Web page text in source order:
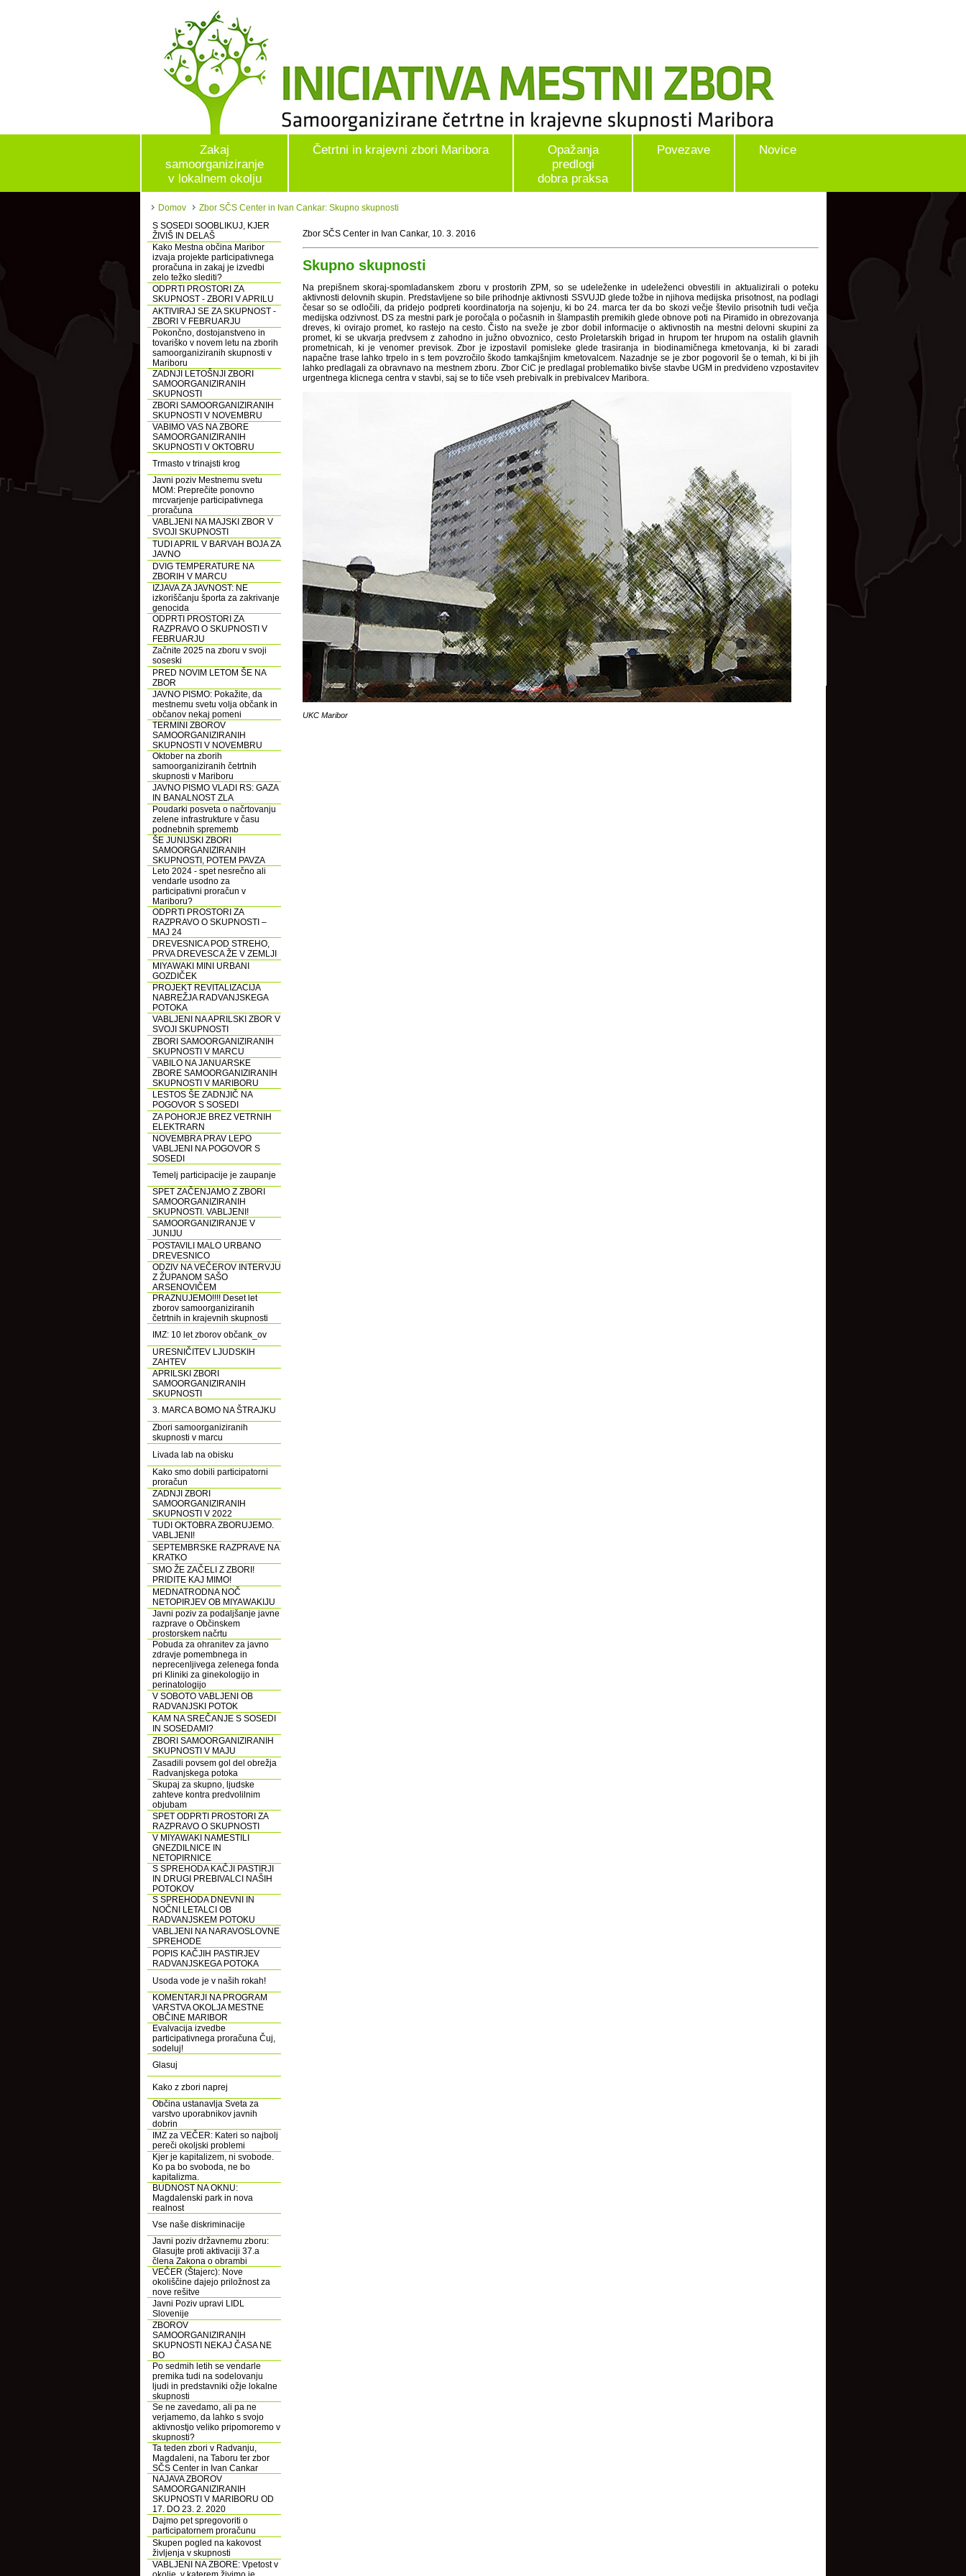
Zakaj
samoorganiziranje
v lokalnem okolju
Četrtni in krajevni zbori Maribora
Opažanja
predlogi
dobra praksa
Povezave Novice
Domov
Zbor SČS Center in Ivan Cankar: Skupno skupnosti
S SOSEDI SOOBLIKUJ, KJER
ŽIVIŠ IN DELAŠ
Kako Mestna občina Maribor
izvaja projekte participativnega
proračuna in zakaj je izvedbi
zelo težko slediti?
ODPRTI PROSTORI ZA
SKUPNOST - ZBORI V APRILU
AKTIVIRAJ SE ZA SKUPNOST -
ZBORI V FEBRUARJU
Pokončno, dostojanstveno in
tovariško v novem letu na zborih
samoorganiziranih skupnosti v
Mariboru
ZADNJI LETOŠNJI ZBORI
SAMOORGANIZIRANIH
SKUPNOSTI
ZBORI SAMOORGANIZIRANIH
SKUPNOSTI V NOVEMBRU
VABIMO VAS NA ZBORE
SAMOORGANIZIRANIH
SKUPNOSTI V OKTOBRU
Trmasto v trinajsti krog
Javni poziv Mestnemu svetu
MOM: Preprečite ponovno
mrcvarjenje participativnega
proračuna
VABLJENI NA MAJSKI ZBOR V
SVOJI SKUPNOSTI
TUDI APRIL V BARVAH BOJA ZA
JAVNO
DVIG TEMPERATURE NA
ZBORIH V MARCU
IZJAVA ZA JAVNOST: NE
izkoriščanju športa za zakrivanje
genocida
ODPRTI PROSTORI ZA
RAZPRAVO O SKUPNOSTI V
FEBRUARJU
Začnite 2025 na zboru v svoji
soseski
PRED NOVIM LETOM ŠE NA
ZBOR
JAVNO PISMO: Pokažite, da
mestnemu svetu volja občank in
občanov nekaj pomeni
TERMINI ZBOROV
SAMOORGANIZIRANIH
SKUPNOSTI V NOVEMBRU
Oktober na zborih
samoorganiziranih četrtnih
skupnosti v Mariboru
JAVNO PISMO VLADI RS: GAZA
IN BANALNOST ZLA
Poudarki posveta o načrtovanju
zelene infrastrukture v času
podnebnih sprememb
ŠE JUNIJSKI ZBORI
SAMOORGANIZIRANIH
SKUPNOSTI, POTEM PAVZA
Leto 2024 - spet nesrečno ali
vendarle usodno za
participativni proračun v
Mariboru?
ODPRTI PROSTORI ZA
RAZPRAVO O SKUPNOSTI –
MAJ 24
DREVESNICA POD STREHO,
PRVA DREVESCA ŽE V ZEMLJI
MIYAWAKI MINI URBANI
GOZDIČEK
PROJEKT REVITALIZACIJA
NABREŽJA RADVANJSKEGA
POTOKA
VABLJENI NA APRILSKI ZBOR V
SVOJI SKUPNOSTI
ZBORI SAMOORGANIZIRANIH
SKUPNOSTI V MARCU
VABILO NA JANUARSKE
ZBORE SAMOORGANIZIRANIH
SKUPNOSTI V MARIBORU
LESTOS ŠE ZADNJIČ NA
POGOVOR S SOSEDI
ZA POHORJE BREZ VETRNIH
ELEKTRARN
NOVEMBRA PRAV LEPO
VABLJENI NA POGOVOR S
SOSEDI
Temelj participacije je zaupanje
SPET ZAČENJAMO Z ZBORI
SAMOORGANIZIRANIH
SKUPNOSTI. VABLJENI!
SAMOORGANIZIRANJE V
JUNIJU
POSTAVILI MALO URBANO
DREVESNICO
ODZIV NA VEČEROV INTERVJU
Z ŽUPANOM SAŠO
ARSENOVIČEM
PRAZNUJEMO!!!! Deset let
zborov samoorganiziranih
četrtnih in krajevnih skupnosti
IMZ: 10 let zborov občank_ov
URESNIČITEV LJUDSKIH
ZAHTEV
APRILSKI ZBORI
SAMOORGANIZIRANIH
SKUPNOSTI
3. MARCA BOMO NA ŠTRAJKU
Zbori samoorganiziranih
skupnosti v marcu
Livada lab na obisku
Kako smo dobili participatorni
proračun
ZADNJI ZBORI
SAMOORGANIZIRANIH
SKUPNOSTI V 2022
TUDI OKTOBRA ZBORUJEMO.
VABLJENI!
SEPTEMBRSKE RAZPRAVE NA
KRATKO
SMO ŽE ZAČELI Z ZBORI!
PRIDITE KAJ MIMO!
MEDNATRODNA NOČ
NETOPIRJEV OB MIYAWAKIJU
Javni poziv za podaljšanje javne
razprave o Občinskem
prostorskem načrtu
Pobuda za ohranitev za javno
zdravje pomembnega in
neprecenljivega zelenega fonda
pri Kliniki za ginekologijo in
perinatologijo
V SOBOTO VABLJENI OB
RADVANJSKI POTOK
KAM NA SREČANJE S SOSEDI
IN SOSEDAMI?
ZBORI SAMOORGANIZIRANIH
SKUPNOSTI V MAJU
Zasadili povsem gol del obrežja
Radvanjskega potoka
Skupaj za skupno, ljudske
zahteve kontra predvolilnim
objubam
SPET ODPRTI PROSTORI ZA
RAZPRAVO O SKUPNOSTI
V MIYAWAKI NAMESTILI
GNEZDILNICE IN
NETOPIRNICE
S SPREHODA KAČJI PASTIRJI
IN DRUGI PREBIVALCI NAŠIH
POTOKOV
S SPREHODA DNEVNI IN
NOČNI LETALCI OB
RADVANJSKEM POTOKU
VABLJENI NA NARAVOSLOVNE
SPREHODE
POPIS KAČJIH PASTIRJEV
RADVANJSKEGA POTOKA
Usoda vode je v naših rokah!
KOMENTARJI NA PROGRAM
VARSTVA OKOLJA MESTNE
OBČINE MARIBOR
Evalvacija izvedbe
participativnega proračuna Čuj,
sodeluj!
Glasuj
Kako z zbori naprej
Občina ustanavlja Sveta za
varstvo uporabnikov javnih
dobrin
IMZ za VEČER: Kateri so najbolj
pereči okoljski problemi
Kjer je kapitalizem, ni svobode.
Ko pa bo svoboda, ne bo
kapitalizma.
BUDNOST NA OKNU:
Magdalenski park in nova
realnost
Vse naše diskriminacije
Javni poziv državnemu zboru:
Glasujte proti aktivaciji 37.a
člena Zakona o obrambi
VEČER (Štajerc): Nove
okoliščine dajejo priložnost za
nove rešitve
Javni Poziv upravi LIDL
Slovenije
ZBOROV
SAMOORGANIZIRANIH
SKUPNOSTI NEKAJ ČASA NE
BO
Po sedmih letih se vendarle
premika tudi na sodelovanju
ljudi in predstavniki ožje lokalne
skupnosti
Se ne zavedamo, ali pa ne
verjamemo, da lahko s svojo
aktivnostjo veliko pripomoremo v
skupnosti?
Ta teden zbori v Radvanju,
Magdaleni, na Taboru ter zbor
SČS Center in Ivan Cankar
NAJAVA ZBOROV
SAMOORGANIZIRANIH
SKUPNOSTI V MARIBORU OD
17. DO 23. 2. 2020
Dajmo pet spregovoriti o
participatornem proračunu
Skupen pogled na kakovost
življenja v skupnosti
VABLJENI NA ZBORE: Vpetost v
Zbor SČS Center in Ivan Cankar, 10. 3. 2016
Skupno skupnosti
Na prepišnem skoraj-spomladanskem zboru v prostorih ZPM, so se udeleženke in udeleženci obvestili in aktualizirali o poteku
aktivnosti delovnih skupin. Predstavljene so bile prihodnje aktivnosti SSVUJD glede tožbe in njihova medijska prisotnost, na podlagi
česar so se odločili, da pridejo podpreti koordinatorja na sojenju, ki bo 24. marca ter da bo skozi večje število prisotnih tudi večja
medijska odzivnost. DS za mestni park je poročala o počasnih in šlampastih premikih glede obnove poti na Piramido in obrezovanja
dreves, ki ovirajo promet, ko rastejo na cesto. Čisto na sveže je zbor dobil informacije o aktivnostih na mestni delovni skupini za
promet, ki se ukvarja predvsem z zahodno in južno obvoznico, cesto Proletarskih brigad in hrupom ter hrupom na ostalih glavnih
prometnicah, ki je venomer previsok. Zbor je izpostavil pomisleke glede trasiranja in biodinamičnega kmetovanja, ki bi zaradi
napačne trase lahko trpelo in s tem povzročilo škodo tamkajšnjim kmetovalcem. Nazadnje se je zbor pogovoril še o temah, ki bi jih
lahko predlagali za obravnavo na mestnem zboru. Zbor CiC je predlagal problematiko bivše stavbe UGM in predvideno vzpostavitev
urgentnega klicnega centra v stavbi, saj se to tiče vseh prebivalk in prebivalcev Maribora.
UKC Maribor